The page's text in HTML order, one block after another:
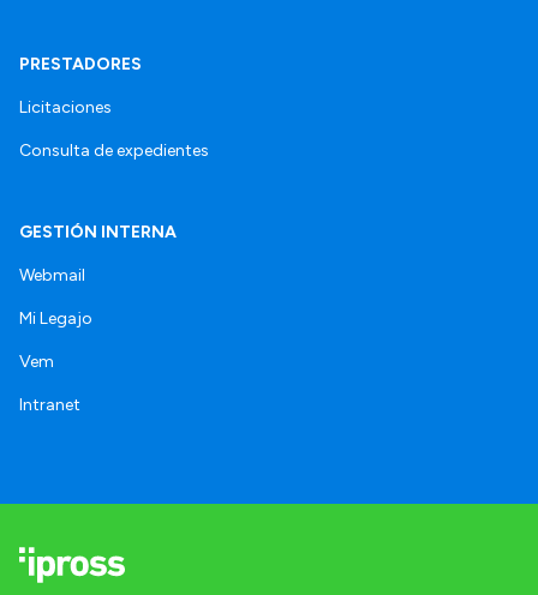
PRESTADORES
Licitaciones
Consulta de expedientes
GESTIÓN INTERNA
Webmail
Mi Legajo
Vem
Intranet